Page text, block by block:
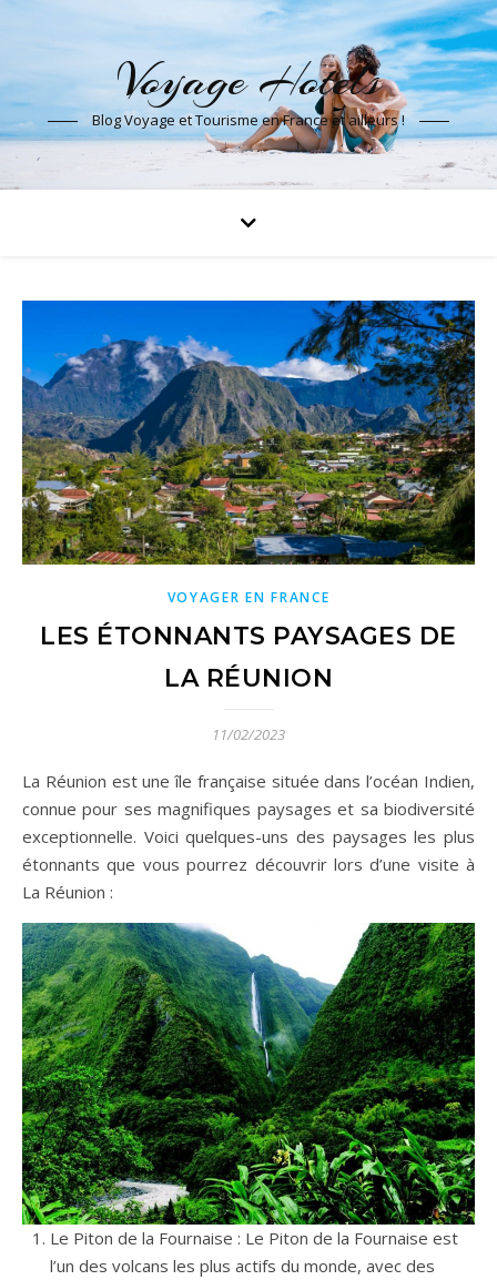
Voyage Hotels
Blog Voyage et Tourisme en France et ailleurs !
VOYAGER EN FRANCE
LES ÉTONNANTS PAYSAGES DE
LA RÉUNION
11/02/2023
La Réunion est une île française située dans l’océan Indien,
connue pour ses magnifiques paysages et sa biodiversité
exceptionnelle. Voici quelques-uns des paysages les plus
étonnants que vous pourrez découvrir lors d’une visite à
La Réunion :
Le Piton de la Fournaise : Le Piton de la Fournaise est
l’un des volcans les plus actifs du monde, avec des